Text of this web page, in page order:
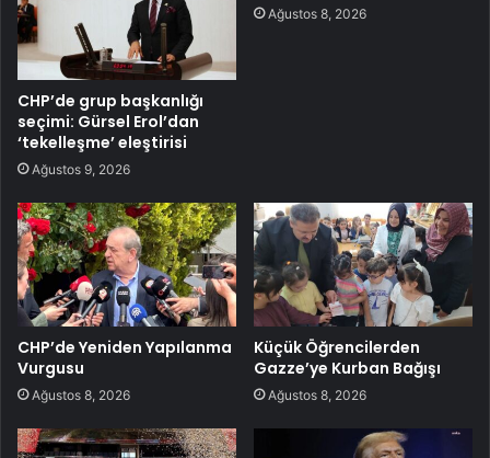
CHP’de grup başkanlığı
seçimi: Gürsel Erol’dan
‘tekelleşme’ eleştirisi
Ağustos 9, 2026
Ağustos 8, 2026
CHP’de Yeniden Yapılanma
Vurgusu
Ağustos 8, 2026
Küçük Öğrencilerden
Gazze’ye Kurban Bağışı
Ağustos 8, 2026